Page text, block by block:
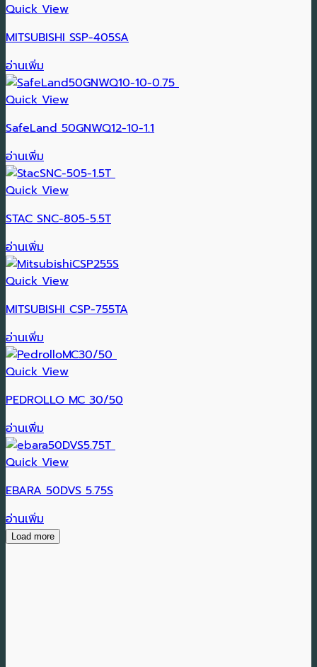
Quick View
MITSUBISHI SSP-405SA
อ่านเพิ่ม
Quick View
SafeLand 50GNWQ12-10-1.1
อ่านเพิ่ม
Quick View
STAC SNC-805-5.5T
อ่านเพิ่ม
Quick View
MITSUBISHI CSP-755TA
อ่านเพิ่ม
Quick View
PEDROLLO MC 30/50
อ่านเพิ่ม
Quick View
EBARA 50DVS 5.75S
อ่านเพิ่ม
Load more